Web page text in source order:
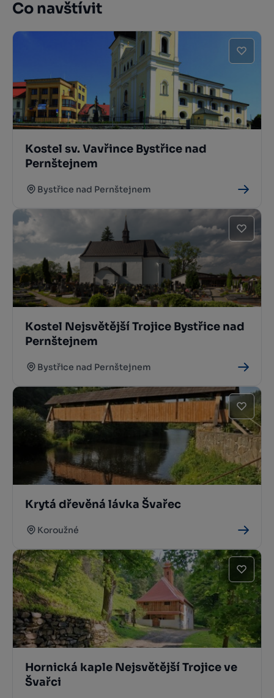
Co navštívit
Kostel sv. Vavřince Bystřice nad
Pernštejnem
Bystřice nad Pernštejnem
Kostel Nejsvětější Trojice Bystřice nad
Pernštejnem
Bystřice nad Pernštejnem
Krytá dřevěná lávka Švařec
Koroužné
Hornická kaple Nejsvětější Trojice ve
Švařci